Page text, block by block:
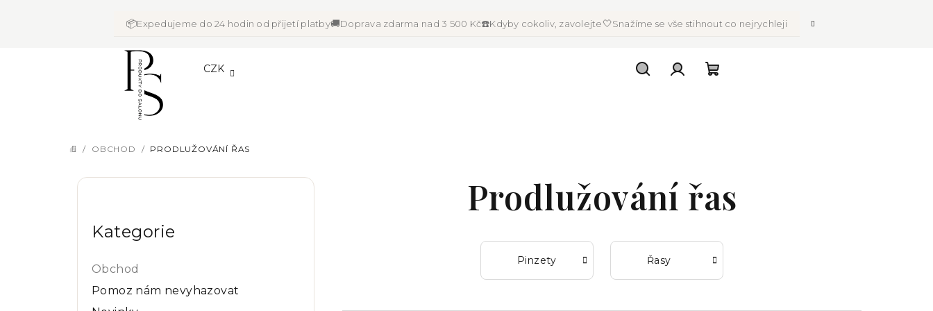
📦Expedujeme do 24 hodin od přijetí platby🚚Doprava zdarma nad 3 500 Kč☎️Kdyby cokoliv, zavolejte🤍Snažíme se vše stihnout co nejrychleji
CZK
DOMŮ
/ OBCHOD / PRODLUŽOVÁNÍ ŘAS
Kategorie
Obchod
Pomoz nám nevyhazovat
Prodlužování řas
Pinzety Řasy